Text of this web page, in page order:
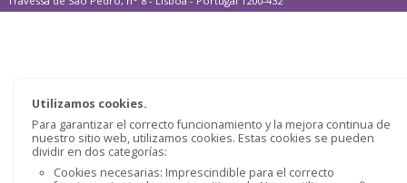
Utilizamos cookies.
Para garantizar el correcto funcionamiento y la mejora continua de
nuestro sitio web, utilizamos cookies. Estas cookies se pueden
dividir en dos categorías:
Cookies necesarias: Imprescindible para el correcto